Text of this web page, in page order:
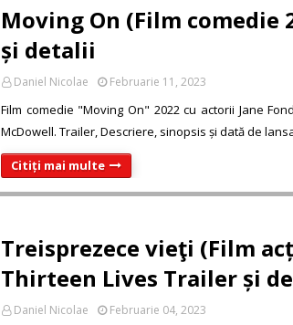
Moving On (Film comedie
și detalii
Daniel Nicolae Februarie 11, 2023
Film comedie "Moving On" 2022 cu actorii Jane
McDowell. Trailer, Descriere, sinopsis și dată de
Citiți mai multe
Treisprezece vieţi (Film
Thirteen Lives Trailer și
Daniel Nicolae Februarie 04, 2023